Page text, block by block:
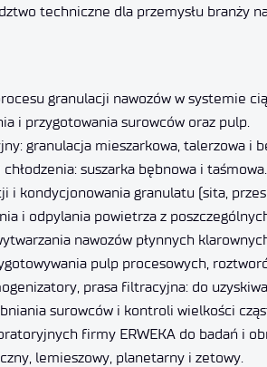
techniczne dla przemysłu branży
granulacji nawozów w systemie
i przygotowania surowców oraz pulp.
granulacja mieszarkowa, talerzowa i
chłodzenia: suszarka bębnowa i taśmowa.
i kondycjonowania granulatu (sita,
i odpylania powietrza z
nawozów płynnych
pulp procesowych,
prasa filtracyjna: do
surowców i kontroli wielkości
firmy ERWEKA do badań i
lemieszowy, planetarny i zetowy.